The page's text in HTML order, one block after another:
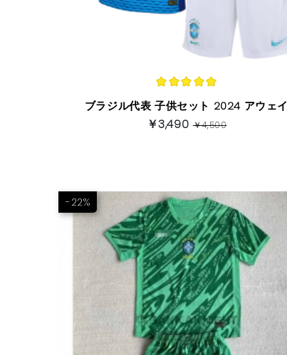
ブラジル代表 子供セット 2024 アウェイ
￥3,490￥4,500
-22%